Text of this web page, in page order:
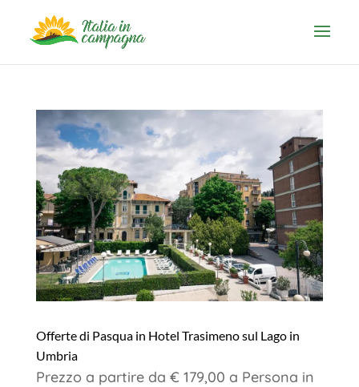
Offerte di Pasqua in Hotel Trasimeno sul Lago in
Umbria
Prezzo a partire da € 179,00 a Persona in